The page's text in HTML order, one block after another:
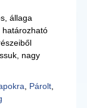
állaga
határozható
nagy
Párolt,